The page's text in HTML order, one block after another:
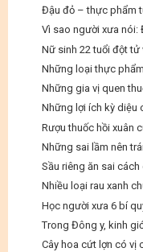
Đậu đỏ – thực phẩm
Vì sao người xưa nói:
Nữ sinh 22 tuổi đột tử
Những loại thực
Những gia vị quen
Những lợi ích kỳ diệu
Rượu thuốc hồi xuân
Những sai lầm nên
Sầu riêng ăn sai cách
Nhiều loại rau xanh
Học người xưa 6 bí
Trong Đông y, kinh
Cây hoa cứt lợn có vị